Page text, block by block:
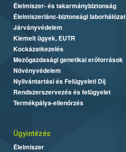
Élelmiszer- és takarmánybiztonság
Élelmiszerlánc-biztonsági laborhálózat
Járványvédelem
Kiemelt ügyek, EUTR
Kockázatkezelés
Mezőgazdasági genetikai erőforrások
Növényvédelem
Nyilvántartási és Felügyeleti Díj
Rendszerszervezés és felügyelet
Termékpálya-ellenőrzés
Ügyintézés
Élelmiszer